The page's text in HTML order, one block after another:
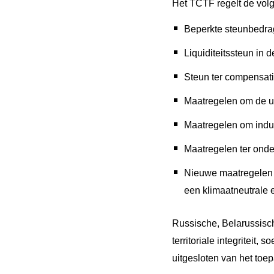
Het TCTF regelt de
Beperkte
Liquiditeitssteun in
Steun ter
Maatregelen om de
Maatregelen om
Maatregelen ter
Nieuwe
een klimaatneutrale
Russische,
territoriale integriteit,
uitgesloten van het